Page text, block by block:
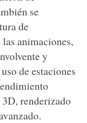
se
de
animaciones,
y
de estaciones
renderizado